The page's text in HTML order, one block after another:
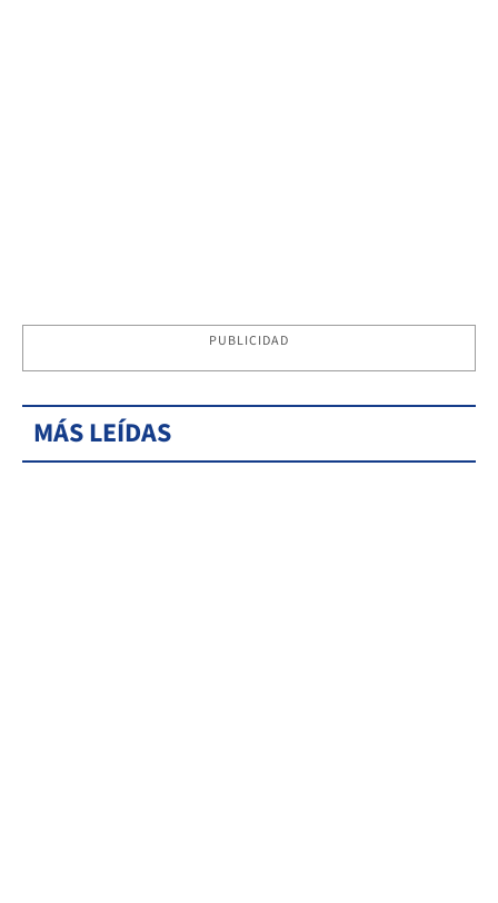
PUBLICIDAD
MÁS LEÍDAS